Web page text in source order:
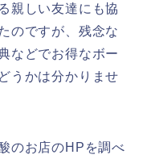
親しい友達にも協
のですが、残念な
などでお得なボー
うかは分かりませ
のお店のHPを調べ